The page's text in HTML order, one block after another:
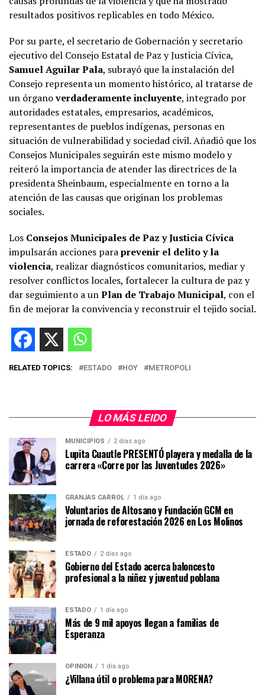
resultados positivos replicables en todo México.
Por su parte, el secretario de Gobernación y secretario
ejecutivo del Consejo Estatal de Paz y Justicia Cívica,
Samuel Aguilar Pala, subrayó que la instalación del
Consejo representa un momento histórico, al tratarse de
un órganoverdaderamente incluyente, integrado por
autoridades estatales, empresarios, académicos,
representantes de pueblos indígenas, personas en
situación de vulnerabilidad y sociedad civil. Añadió que los
Consejos Municipales seguirán este mismo modelo y
reiteró la importancia de atender las directrices de la
presidenta Sheinbaum, especialmente en torno a la
atención de las causas que originan los problemas
sociales.
Los Consejos Municipales de Paz y Justicia Cívica
impulsarán acciones paraprevenir el delito y la
violencia, realizar diagnósticos comunitarios, mediar y
resolver conflictos locales, fortalecer la cultura de paz y
dar seguimiento a unPlan de Trabajo Municipal, con el
fin de mejorar la convivencia y reconstruir el tejido social.
RELATED TOPICS: ESTADO HOY METROPOLI
LO MÁS LEIDO
MUNICIPIOS 2 días ago
Lupita Cuautle PRESENTÓ playera y medalla de la
carrera «Corre por las Juventudes 2026»
GRANJAS CARROL 1 día ago
Voluntarios de Altosano y Fundación GCM en
jornada de reforestación 2026 en Los Molinos
ESTADO 2 días ago
Gobierno del Estado acerca baloncesto
profesional a la niñez y juventud poblana
ESTADO 1 día ago
Más de 9 mil apoyos llegan a familias de
Esperanza
OPINIÓN 1 día ago
¿Villana útil o problema para MORENA?